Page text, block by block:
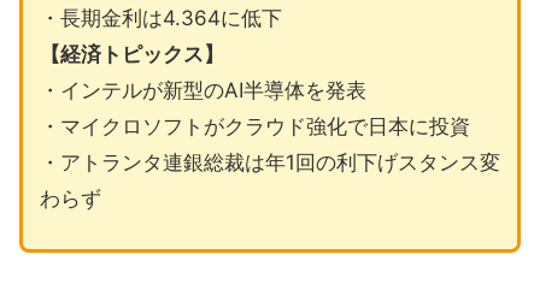
・長期金利は4.364に低下
【経済トピックス】
・インテルが新型のAI半導体を発表
・マイクロソフトがクラウド強化で日本に投資
・アトランタ連銀総裁は年1回の利下げスタンス変
わらず